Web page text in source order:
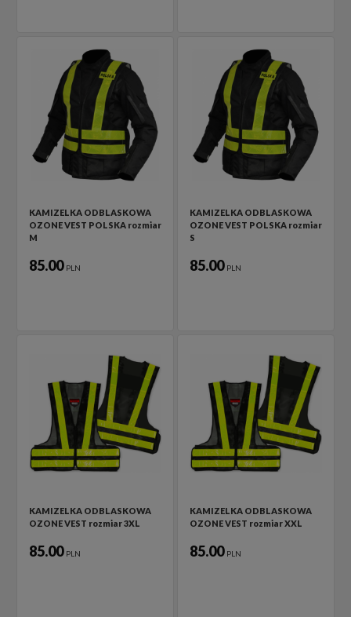
KAMIZELKA ODBLASKOWA
OZONE VEST POLSKA rozmiar
M
85.00 PLN
KAMIZELKA ODBLASKOWA
OZONE VEST POLSKA rozmiar
S
85.00 PLN
KAMIZELKA ODBLASKOWA
OZONE VEST rozmiar 3XL
85.00 PLN
KAMIZELKA ODBLASKOWA
OZONE VEST rozmiar XXL
85.00 PLN